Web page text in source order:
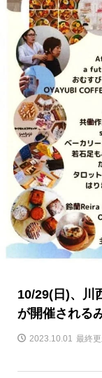
10/29(日)、川
が開催される
2023.10.01 最終